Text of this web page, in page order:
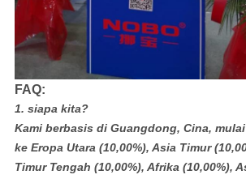
FAQ:
1. siapa kita?
Kami berbasis di Guangdong, Cina,
ke Eropa Utara (10,00%), Asia Timur
Timur Tengah (10,00%), Afrika (10,00%),